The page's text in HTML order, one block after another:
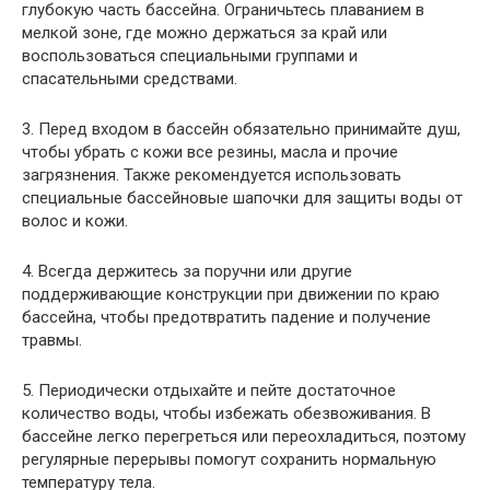
глубокую часть бассейна. Ограничьтесь плаванием в
мелкой зоне, где можно держаться за край или
воспользоваться специальными группами и
спасательными средствами.
3. Перед входом в бассейн обязательно принимайте душ,
чтобы убрать с кожи все резины, масла и прочие
загрязнения. Также рекомендуется использовать
специальные бассейновые шапочки для защиты воды от
волос и кожи.
4. Всегда держитесь за поручни или другие
поддерживающие конструкции при движении по краю
бассейна, чтобы предотвратить падение и получение
травмы.
5. Периодически отдыхайте и пейте достаточное
количество воды, чтобы избежать обезвоживания. В
бассейне легко перегреться или переохладиться, поэтому
регулярные перерывы помогут сохранить нормальную
температуру тела.